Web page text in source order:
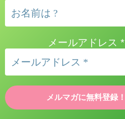
メールアドレス*